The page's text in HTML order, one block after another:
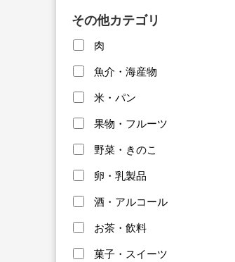
その他カテゴリ
肉
魚介・海産物
米・パン
果物・フルーツ
野菜・きのこ
卵・乳製品
酒・アルコール
お茶・飲料
菓子・スイーツ